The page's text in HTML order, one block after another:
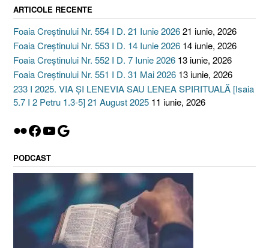
ARTICOLE RECENTE
Foaia Creștinului Nr. 554 I D. 21 Iunie 202621 iunie, 2026
Foaia Creștinului Nr. 553 I D. 14 Iunie 2026 14 iunie, 2026
Foaia Creștinului Nr. 552 I D. 7 Iunie 2026 13 iunie, 2026
Foaia Creștinului Nr. 551 I D. 31 Mai 2026 13 iunie, 2026
233 I 2025. VIA ȘI LENEVIA SAU LENEA SPIRITUALĂ [Isaia
5.7 I 2 Petru 1.3-5] 21 August 2025 11 iunie, 2026
Flickr
Facebook
YouTube
Google
PODCAST